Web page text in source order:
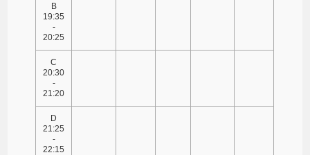
B
19:35
-
20:25
C
20:30
-
21:20
D
21:25
-
22:15